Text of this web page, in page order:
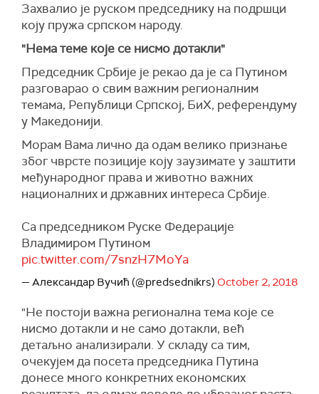
Захвалио је руском председнику на подршци
коју пружа српском народу.
"Нема теме које се нисмо дотакли"
Председник Србије је рекао да је са Путином
разговарао о свим важним регионалним
темама, Републици Српској, БиХ, референдуму
у Македонији.
Морам Вама лично да одам велико признање
због чврсте позиције коју заузимате у заштити
међународног права и животно важних
националних и државних интереса Србије.
Са председником Руске Федерације
Владимиром Путином
pic.twitter.com/7snzH7MoYa
— Александар Вучић (@predsednikrs) October 2, 2018
"Не постоји важна регионална тема које се
нисмо дотакли и не само дотакли, већ
детаљно анализирали. У складу са тим,
очекујем да посета председника Путина
донесе много конкретних економских